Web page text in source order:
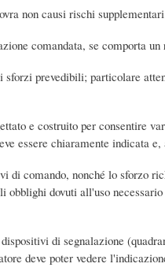
non causi rischi
comandata, se comporta
prevedibili; particolare
e costruito per consentire
essere chiaramente indicata
di comando, nonché lo sforzo
obblighi dovuti all'uso
di segnalazione
deve poter vedere